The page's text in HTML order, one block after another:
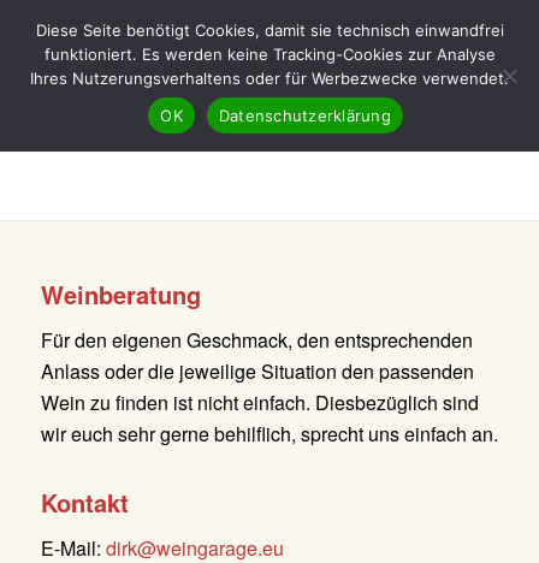
Weinberatung
Für den eigenen Geschmack, den entsprechenden
Anlass oder die jeweilige Situation den passenden
Wein zu finden ist nicht einfach. Diesbezüglich sind
wir euch sehr gerne behilflich, sprecht uns einfach an.
Kontakt
E-Mail: dirk@weingarage.eu
Diese Seite benötigt Cookies, damit sie technisch einwandfrei
funktioniert. Es werden keine Tracking-Cookies zur Analyse
Ihres Nutzerungsverhaltens oder für Werbezwecke verwendet.
OK
Datenschutzerklärung